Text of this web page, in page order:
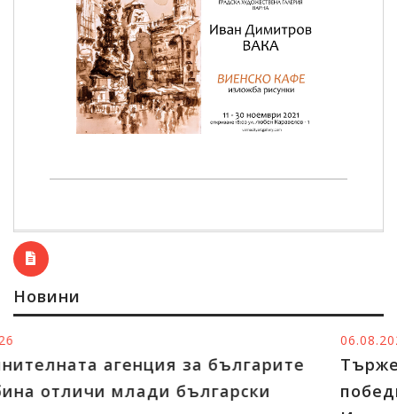
Новини
Тържественото награждаване на
победителите в конкурсите на